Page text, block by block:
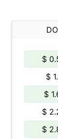
$
$
$
$
$